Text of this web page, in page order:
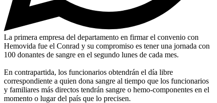
La primera empresa del departamento en firmar el convenio con
Hemovida fue el Conrad y su compromiso es tener una jornada con
100 donantes de sangre en el segundo lunes de cada mes.
En contrapartida, los funcionarios obtendrán el día libre
correspondiente a quien dona sangre al tiempo que los funcionarios
y familiares más directos tendrán sangre o hemo-componentes en el
momento o lugar del país que lo precisen.